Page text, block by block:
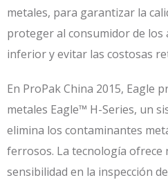
metales, para garantizar la
proteger al consumidor de los
inferior y evitar las costosas
En ProPak China 2015, Eagle
metales Eagle™ H-Series, un
elimina los contaminantes
ferrosos. La tecnología ofrece
sensibilidad en la inspección